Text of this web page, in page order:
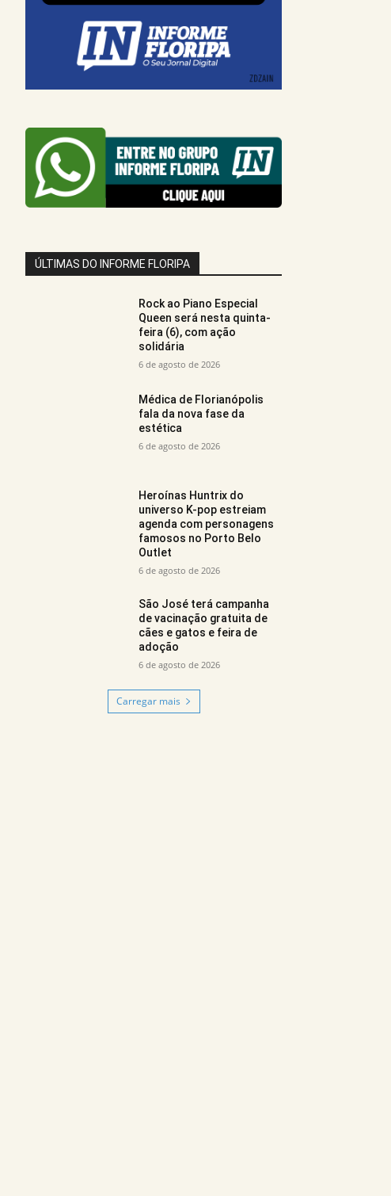
ÚLTIMAS DO INFORME FLORIPA
Rock ao Piano Especial
Queen será nesta quinta-
feira (6), com ação
solidária
6 de agosto de 2026
Médica de Florianópolis
fala da nova fase da
estética
6 de agosto de 2026
Heroínas Huntrix do
universo K-pop estreiam
agenda com personagens
famosos no Porto Belo
Outlet
6 de agosto de 2026
São José terá campanha
de vacinação gratuita de
cães e gatos e feira de
adoção
6 de agosto de 2026
Carregar mais